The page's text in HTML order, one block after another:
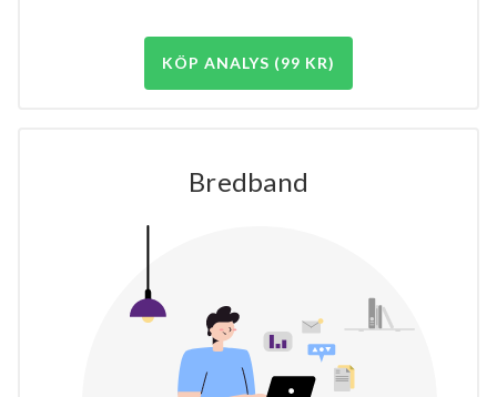
KÖP ANALYS (99 KR)
Bredband